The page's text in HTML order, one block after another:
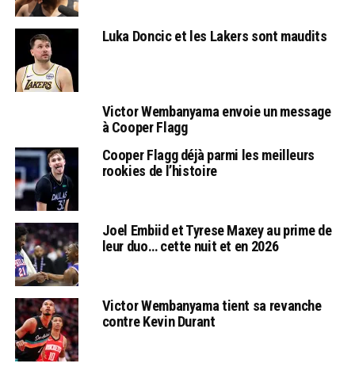
Luka Doncic et les Lakers sont maudits
Victor Wembanyama envoie un message
à Cooper Flagg
Cooper Flagg déjà parmi les meilleurs
rookies de l’histoire
Joel Embiid et Tyrese Maxey au prime de
leur duo… cette nuit et en 2026
Victor Wembanyama tient sa revanche
contre Kevin Durant